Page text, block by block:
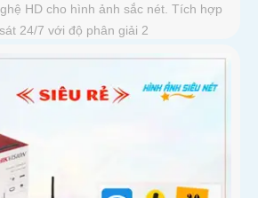
HD cho hình ảnh sắc nét. Tích hợp
24/7 với độ phân giải 2